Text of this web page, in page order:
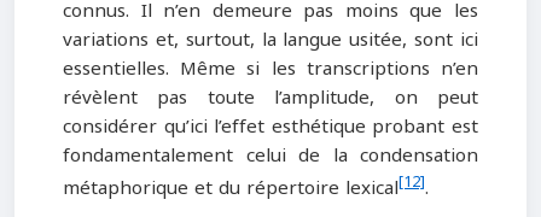
connus. Il n’en demeure pas moins que les
variations et, surtout, la langue usitée, sont ici
essentielles. Même si les transcriptions n’en
révèlent pas toute l’amplitude, on peut
considérer qu’ici l’effet esthétique probant est
fondamentalement celui de la condensation
métaphorique et du répertoire lexical[12].